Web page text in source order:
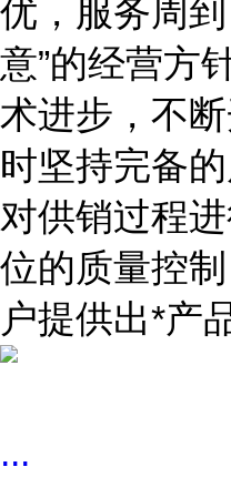
优，服务周
意”的经营方
术进步，不
时坚持完备
对供销过程
位的质量控
户提供出*产
...